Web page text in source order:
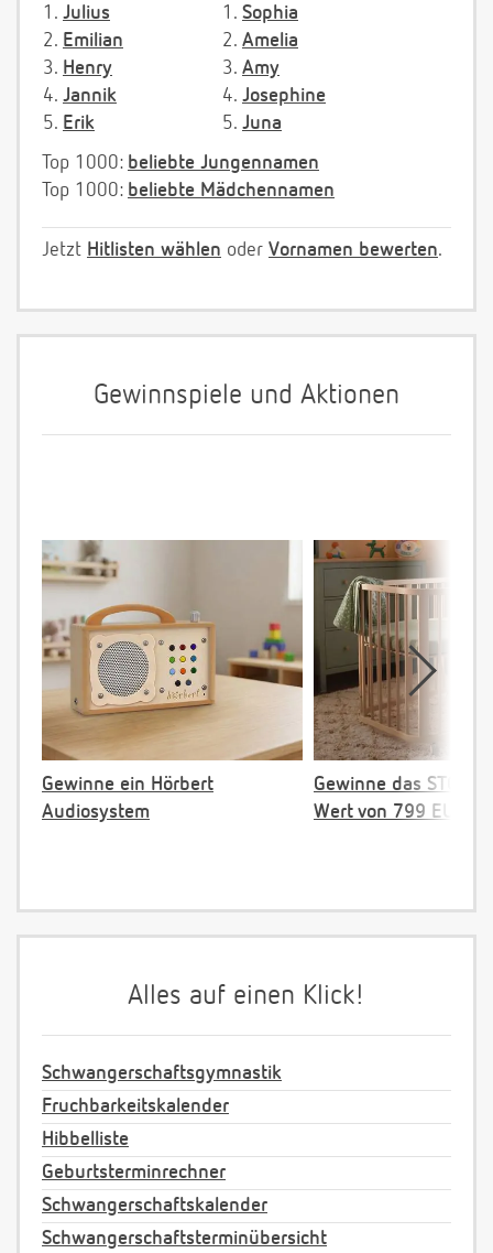
1. Julius
2. Emilian
3. Henry
4. Jannik
5. Erik
1. Sophia
2. Amelia
3. Amy
4. Josephine
5. Juna
Top 1000: beliebte Jungennamen
Top 1000: beliebte Mädchennamen
Jetzt Hitlisten wählen oder Vornamen bewerten.
Gewinnspiele und Aktionen
Gewinne ein Hörbert
Audiosystem
Gewinne das
Wert von 799 EUR
Alles auf einen Klick!
Schwangerschaftsgymnastik
Fruchbarkeitskalender
Hibbelliste
Geburtsterminrechner
Schwangerschaftskalender
Schwangerschaftsterminübersicht